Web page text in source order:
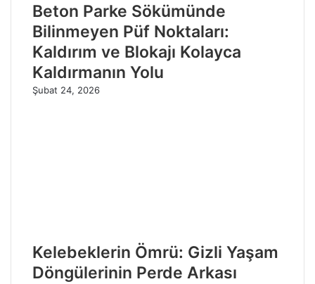
Beton Parke Sökümünde
Bilinmeyen Püf Noktaları:
Kaldırım ve Blokajı Kolayca
Kaldırmanın Yolu
Şubat 24, 2026
Kelebeklerin Ömrü: Gizli Yaşam
Döngülerinin Perde Arkası